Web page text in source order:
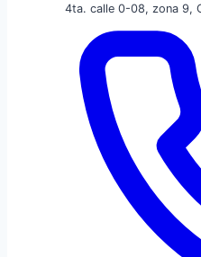
4ta. calle 0-08, zona 9,